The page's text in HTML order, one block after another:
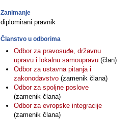
Zanimanje
diplomirani pravnik
Članstvo u odborima
Odbor za pravosuđe, državnu
upravu i lokalnu samoupravu (član)
Odbor za ustavna pitanja i
zakonodavstvo (zamenik člana)
Odbor za spoljne poslove
(zamenik člana)
Odbor za evropske integracije
(zamenik člana)